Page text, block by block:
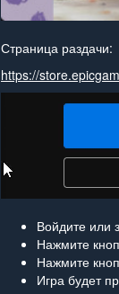
Страница раздачи:
https://
Войдите или
Нажмите
Нажмите
Игра будет